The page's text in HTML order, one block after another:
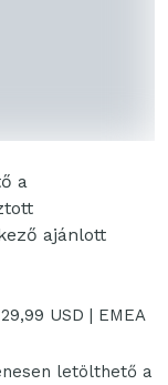
a
ajánlott
USD | EMEA
letölthető a